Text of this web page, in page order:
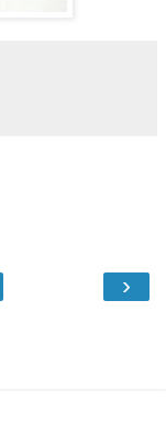
›